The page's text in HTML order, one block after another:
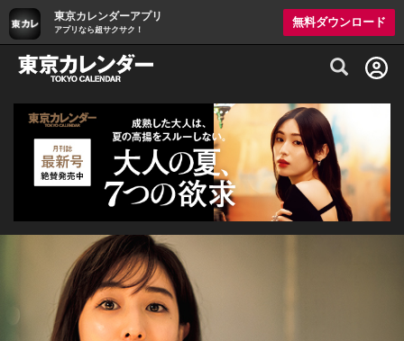
東京カレンダーアプリ
アプリなら超サクサク！
無料ダウンロード
グルメ情報・プレミアムレストラン予約